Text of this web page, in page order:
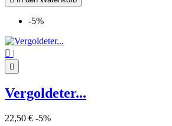
-5%
 |

Vergoldeter...
22,50 € -5%